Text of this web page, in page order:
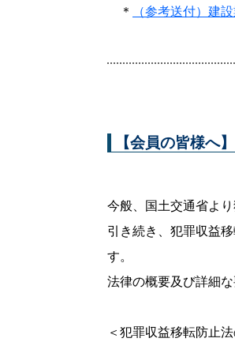
＊
（参考送付）建
【会員の皆様へ
今般、国土交通省よ
引き続き、犯罪収益
す。
法律の概要及び詳細
＜犯罪収益移転防止